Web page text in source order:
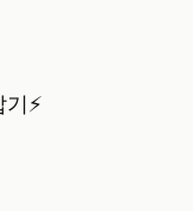
⚡